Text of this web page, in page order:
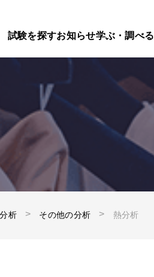
試験を探すお知らせ学ぶ・調べる
分析 その他の分析 熱分析